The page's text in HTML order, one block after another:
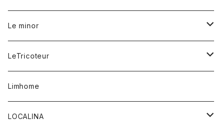
マフラー
リング
バンダナ
タンクトップ
カーディガン
シャツ
ワンピース
Tシャツ
レディース
コート
シャツ
Le minor
ボトム
スカート
パンツ
レディース
アウター
トップス
LeTricoteur
カーディガン
Limhome
LOCALINA